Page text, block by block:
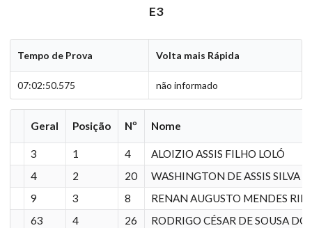
E3
Tempo de Prova Volta mais Rápida
07:02:50.575 não informado
Geral Posição Nº Nome
3 1 4
ALOIZIO ASSIS FILHO LOLÓ
4
2 20
WASHINGTON DE ASSIS SILVA
9
3 8
RENAN AUGUSTO MENDES
63
4 26 RODRIGO CÉSAR DE SOUSA